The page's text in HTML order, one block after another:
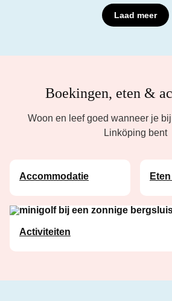
Laad meer
Boekingen, eten &
Woon en leef goed wanneer je
Linköping bent
Accommodatie
Activiteiten